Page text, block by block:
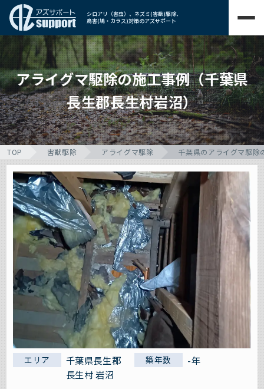
シロアリ（害虫）、ネズミ(害獣)駆除、
鳥害(鳩・カラス)対策のアズサポート
アライグマ駆除の施工事例（千葉県
長生郡長生村岩沼）
TOP 害獣駆除 アライグマ駆除 千葉県のアライグマ駆除
エリア
千葉県長生郡
長生村 岩沼
築年数 -年